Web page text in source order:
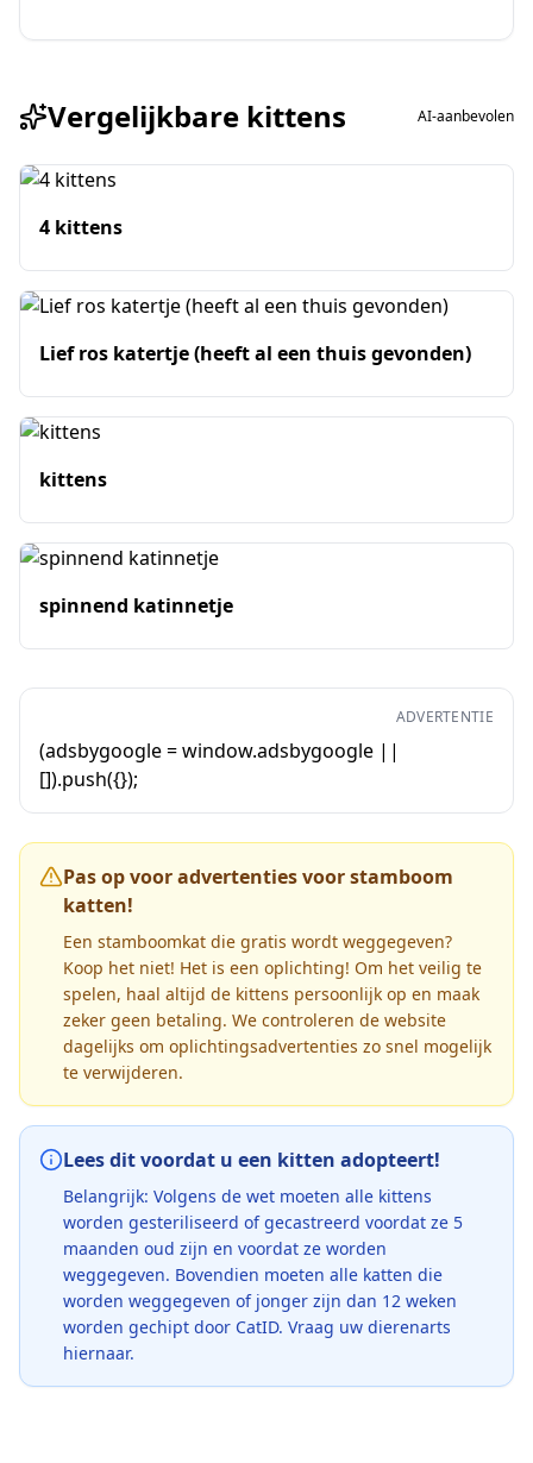
Vergelijkbare kittens AI-aanbevolen
4 kittens
Lief ros katertje (heeft al een thuis gevonden)
kittens
spinnend katinnetje
ADVERTENTIE
(adsbygoogle = window.adsbygoogle ||
[]).push({});
Pas op voor advertenties voor stamboom
katten!
Een stamboomkat die gratis wordt weggegeven?
Koop het niet! Het is een oplichting! Om het veilig te
spelen, haal altijd de kittens persoonlijk op en maak
zeker geen betaling. We controleren de website
dagelijks om oplichtingsadvertenties zo snel mogelijk
te verwijderen.
Lees dit voordat u een kitten adopteert!
Belangrijk: Volgens de wet moeten alle kittens
worden gesteriliseerd of gecastreerd voordat ze 5
maanden oud zijn en voordat ze worden
weggegeven. Bovendien moeten alle katten die
worden weggegeven of jonger zijn dan 12 weken
worden gechipt door CatID. Vraag uw dierenarts
hiernaar.